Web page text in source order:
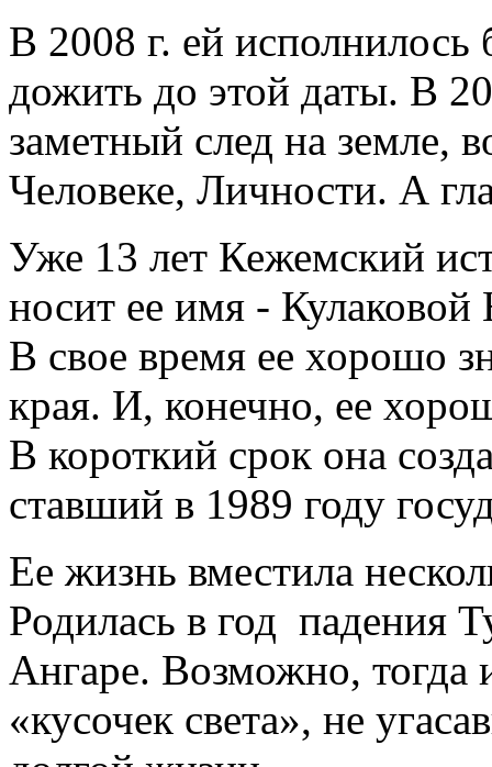
В 2008 г. ей исполнилось
дожить до этой даты. В
заметный след на земле,
Человеке, Личности. А
Уже 13 лет Кежемский
носит ее имя -
В свое время ее хорошо
края. И, конечно, ее
В короткий срок она
ставший в 1989 году
Ее жизнь вместила
Родилась в год падения
Ангаре. Возможно,
«кусочек света», не